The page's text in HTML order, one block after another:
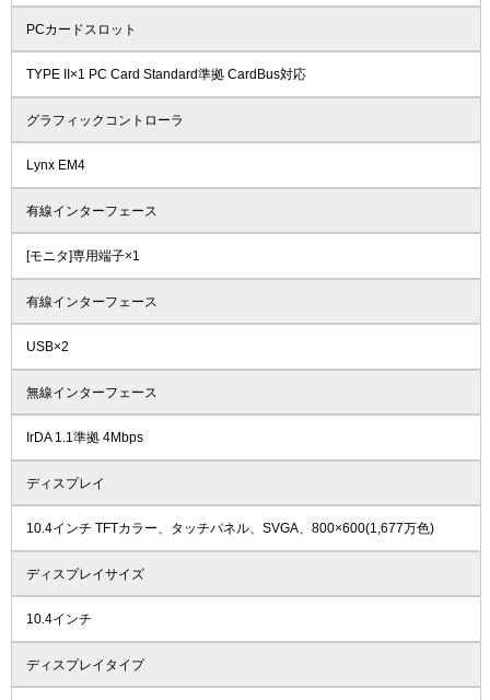
PCカードスロット
TYPE II×1 PC Card Standard準拠 CardBus対応
グラフィックコントローラ
Lynx EM4
有線インターフェース
[モニタ]専用端子×1
有線インターフェース
USB×2
無線インターフェース
IrDA 1.1準拠 4Mbps
ディスプレイ
10.4インチ TFTカラー、タッチパネル、SVGA、800×600(1,677万色)
ディスプレイサイズ
10.4インチ
ディスプレイタイプ